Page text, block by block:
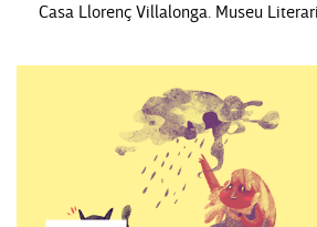
Casa Llorenç Villalonga. Museu